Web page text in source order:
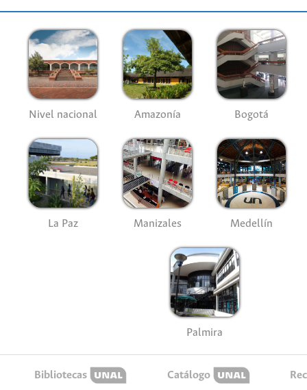
Nivel nacional Amazonía Bogotá
La Paz Manizales Medellín
Palmira
Bibliotecas Catálogo